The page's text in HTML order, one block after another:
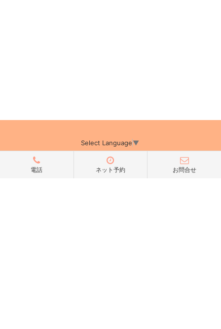
Select Language▼
電話 ネット予約 お問合せ